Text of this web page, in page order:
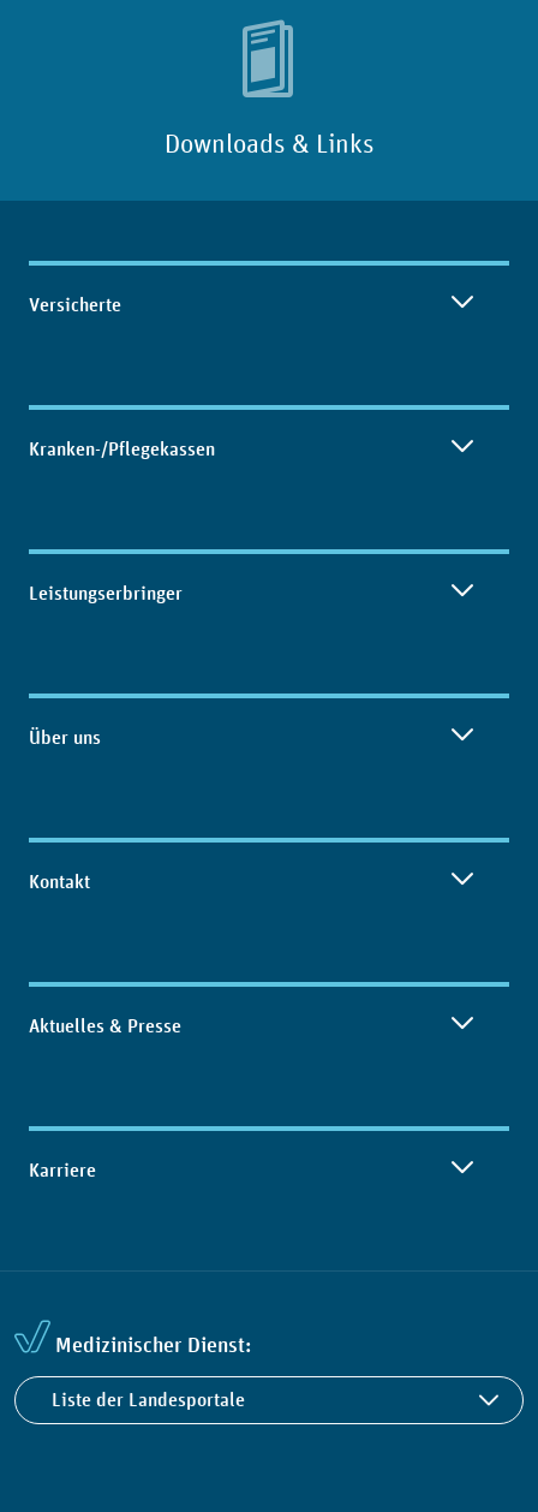
Downloads & Links
Inhaltsübersicht
Versicherte
Kranken-/Pflegekassen
Leistungserbringer
Über uns
Kontakt
Aktuelles & Presse
Karriere
Medizinischer Dienst:
Liste der Landesportale